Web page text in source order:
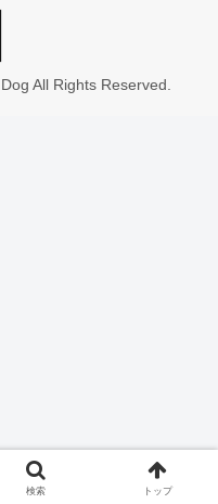
All Rights Reserved.
検索 トップ